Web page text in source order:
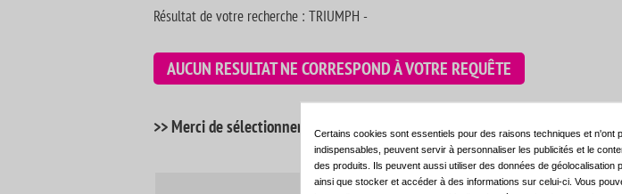
Résultat de votre recherche : TRIUMPH -
AUCUN RESULTAT NE CORRESPOND À VOTRE REQUÊTE
>> Merci de sélectionner votre imprimante en utilisant le moteur de
Certains cookies sont essentiels pour des raisons techniques et n'ont
indispensables, peuvent servir à personnaliser les publicités et le
des produits. Ils peuvent aussi utiliser des données de géolocalisation
ainsi que stocker et accéder à des informations sur celui-ci. Vous